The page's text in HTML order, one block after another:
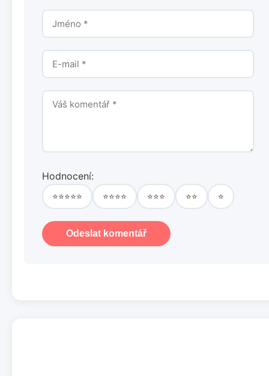
Hodnocení:
⭐⭐⭐⭐⭐ ⭐⭐⭐⭐ ⭐⭐⭐ ⭐⭐ ⭐
Odeslat komentář